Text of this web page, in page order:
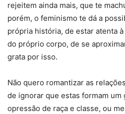
rejeitem ainda mais, que te
porém, o feminismo te dá a
própria história, de estar atenta
do próprio corpo, de se
grata por isso.
Não quero romantizar as
de ignorar que estas formam
opressão de raça e classe, ou